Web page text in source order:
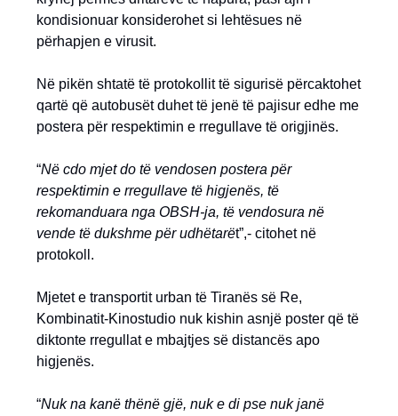
kondisionuar konsiderohet si lehtësues në
përhapjen e virusit.
Në pikën shtatë të protokollit të sigurisë përcaktohet
qartë që autobusët duhet të jenë të pajisur edhe me
postera për respektimin e rregullave të origjinës.
“Në cdo mjet do të vendosen postera për
respektimin e rregullave të higjenës, të
rekomanduara nga OBSH-ja, të vendosura në
vende të dukshme për udhëtarët”,- citohet në
protokoll.
Mjetet e transportit urban të Tiranës së Re,
Kombinatit-Kinostudio nuk kishin asnjë poster që të
diktonte rregullat e mbajtjes së distancës apo
higjenës.
“Nuk na kanë thënë gjë, nuk e di pse nuk janë